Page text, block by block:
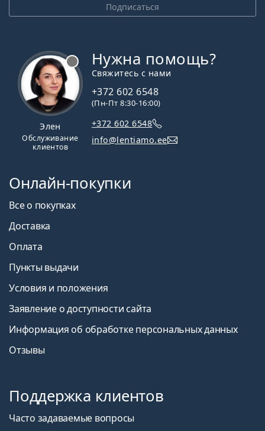
Подписаться
Элен
Обслуживание
клиентов
Нужна помощь?
Свяжитесь с нами
+372 602 6548
(Пн-Пт 8:30-16:00)
+372 602 6548
info@lentiamo.ee
Онлайн-покупки
Все о покупках
Доставка
Оплата
Пункты выдачи
Условия и положения
Заявление о доступности сайта
Информация об обработке персональных данных
Отзывы
Поддержка клиентов
Часто задаваемые вопросы